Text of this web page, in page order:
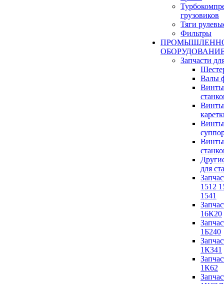
грузовиков
Тяги
Фильтры
Запчасти
Валы
Винты
Винты
Винты
Винты
для
1512
1541
16К20
1Б240
1К341
1К62